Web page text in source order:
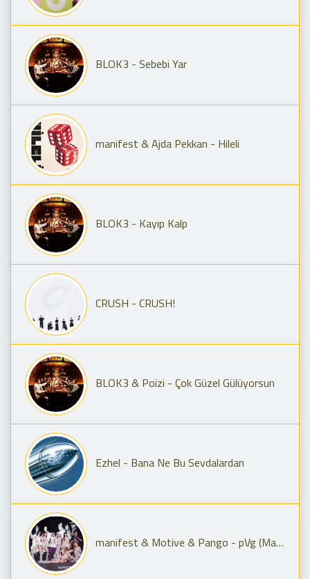
BLOK3 - Sebebi Yar
manifest & Ajda Pekkan - Hileli
BLOK3 - Kayıp Kalp
CRUSH - CRUSH!
BLOK3 & Poizi - Çok Güzel Gülüyorsun
Ezhel - Bana Ne Bu Sevdalardan
manifest & Motive & Pango - pVg (Manifest Live Remix)